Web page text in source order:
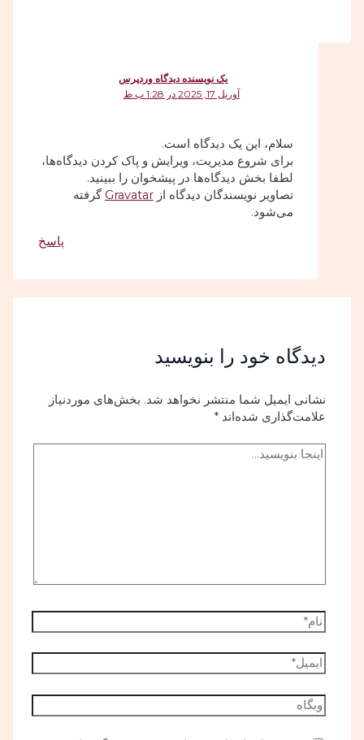
یک نویسنده دیدگاه وردپرس
آوریل 17, 2025 در 1:28 ب.ظ
سلام، این یک دیدگاه است.
برای شروع مدیریت، ویرایش و پاک کردن دیدگاه‌ها،
لطفا بخش دیدگاه‌ها در پیشخوان را ببینید.
تصاویر نویسندگان دیدگاه ازGravatar گرفته
می‌شود.
پاسخ
دیدگاه‌ خود را بنویسید
نشانی ایمیل شما منتشر نخواهد شد. بخش‌های موردنیاز
علامت‌گذاری شده‌اند*